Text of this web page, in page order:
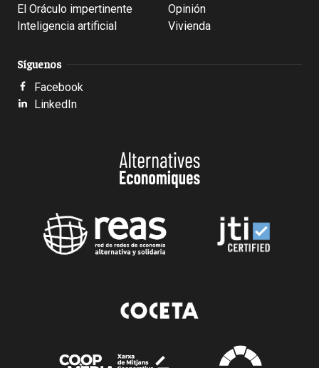
El Oráculo impertinente
Inteligencia artificial
Opinión
Vivienda
Síguenos
Facebook
LinkedIn